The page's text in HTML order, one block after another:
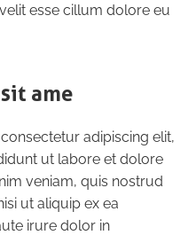
esse cillum dolore eu
ame
adipiscing elit,
ut labore et dolore
veniam, quis nostrud
ut aliquip ex ea
irure dolor in